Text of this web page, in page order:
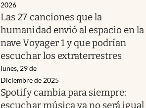
2026
Las 27 canciones que la
humanidad envió al espacio en la
nave Voyager 1 y que podrían
escuchar los extraterrestres
lunes, 29 de
Diciembre de 2025
Spotify cambia para siempre:
escuchar música ya no será igual